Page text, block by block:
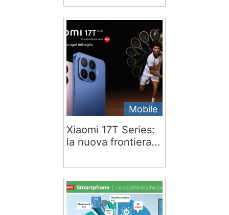
Mobile
Xiaomi 17T Series:
la nuova frontiera...